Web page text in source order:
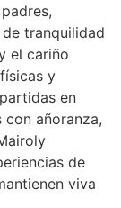
tranquilidad
el cariño
y
en
añoranza,
de
viva